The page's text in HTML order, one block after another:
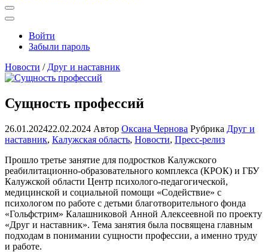
Открыть
поиск
Профиль
Войти
Забыли пароль
Новости / Друг и наставник
Сущность профессий
26.01.202422.02.2024 Автор Оксана Чернова Рубрика Друг и
наставник, Калужская область, Новости, Пресс-релиз
Прошло третье занятие для подростков Калужского
реабилитационно-образовательного комплекса (КРОК) и ГБУ
Калужской области Центр психолого-педагогической,
медицинской и социальной помощи «Содействие» с
психологом по работе с детьми благотворительного фонда
«Гольфстрим» Калашниковой Анной Алексеевной по проекту
«Друг и наставник». Тема занятия была посвящена главным
подходам в понимании сущности профессии, а именно труду
и работе.